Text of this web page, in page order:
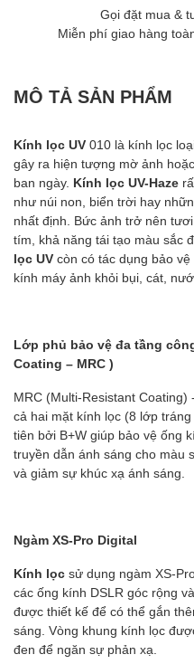
Gọi đặt mua &
Miễn phí giao hàng
MÔ TẢ SẢN PHẨM
Kính lọc UV 010 là kính lọc
gây ra hiện tượng mờ ảnh
ban ngày. Kính lọc UV-Haze
như núi non, biển trời hay
nhất định. Bức ảnh trở nên
tím, khả năng tái tạo màu sắc
lọc UV còn có tác dụng bảo
kính máy ảnh khỏi bụi, cát,
Lớp phủ bảo vệ đa tầng
Coating – MRC )
MRC (Multi-Resistant
cả hai mặt kính lọc (8 lớp
tiên bởi B+W giúp bảo vệ ống
truyền dẫn ánh sáng cho màu
và giảm sự khúc xạ ánh sáng.
Ngàm XS-Pro Digital
Kính lọc sử dụng ngàm XS-
các ống kính DSLR góc rộng
được thiết kế để có thể gắn
sáng. Vòng khung kính lọc
đen để ngăn sự phản xạ.